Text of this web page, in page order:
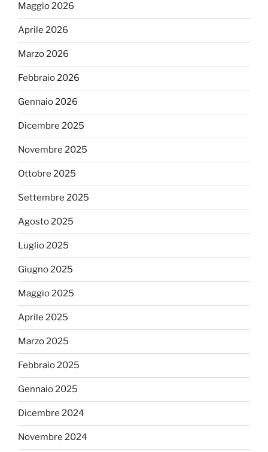
Maggio 2026
Aprile 2026
Marzo 2026
Febbraio 2026
Gennaio 2026
Dicembre 2025
Novembre 2025
Ottobre 2025
Settembre 2025
Agosto 2025
Luglio 2025
Giugno 2025
Maggio 2025
Aprile 2025
Marzo 2025
Febbraio 2025
Gennaio 2025
Dicembre 2024
Novembre 2024